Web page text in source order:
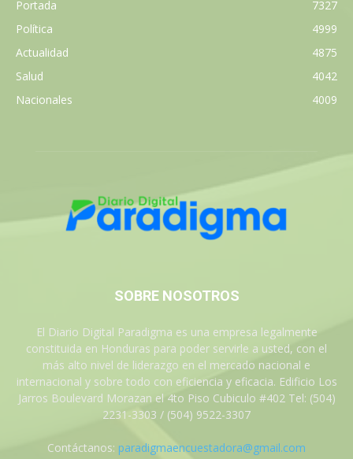
Portada
7327
Política
4999
Actualidad
4875
Salud
4042
Nacionales
4009
SOBRE NOSOTROS
El Diario Digital Paradigma es una empresa legalmente
constituida en Honduras para poder servirle a usted, con el
más alto nivel de liderazgo en el mercado nacional e
internacional y sobre todo con eficiencia y eficacia. Edificio Los
Jarros Boulevard Morazan el 4to Piso Cubiculo #402 Tel: (504)
2231-3303 / (504) 9522-3307
Contáctanos: paradigmaencuestadora@gmail.com